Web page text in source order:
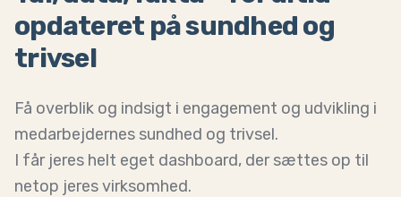
opdateret på sundhed og
trivsel
Få overblik og indsigt i engagement og udvikling i
medarbejdernes sundhed og trivsel.
I får jeres helt eget dashboard, der sættes op til
netop jeres virksomhed.